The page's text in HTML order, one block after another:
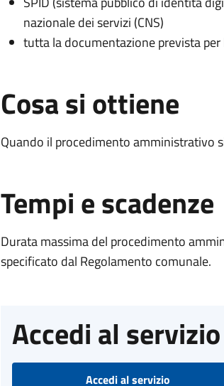
nazionale dei servizi (CNS)
tutta la documentazione prevista
Cosa si ottiene
Quando il procedimento amministrativo
Tempi e scadenze
Durata massima del procedimento
specificato dal Regolamento comunale.
Accedi al servizio
Accedi al servizio